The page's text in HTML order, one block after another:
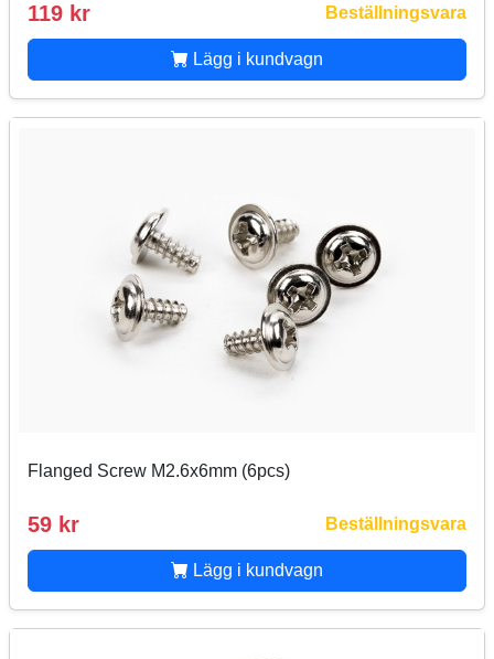
119 kr Beställningsvara
Lägg i kundvagn
Flanged Screw M2.6x6mm (6pcs)
59 kr Beställningsvara
Lägg i kundvagn